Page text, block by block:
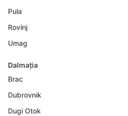
Pula
Rovinj
Umag
Dalmația
Brac
Dubrovnik
Dugi Otok